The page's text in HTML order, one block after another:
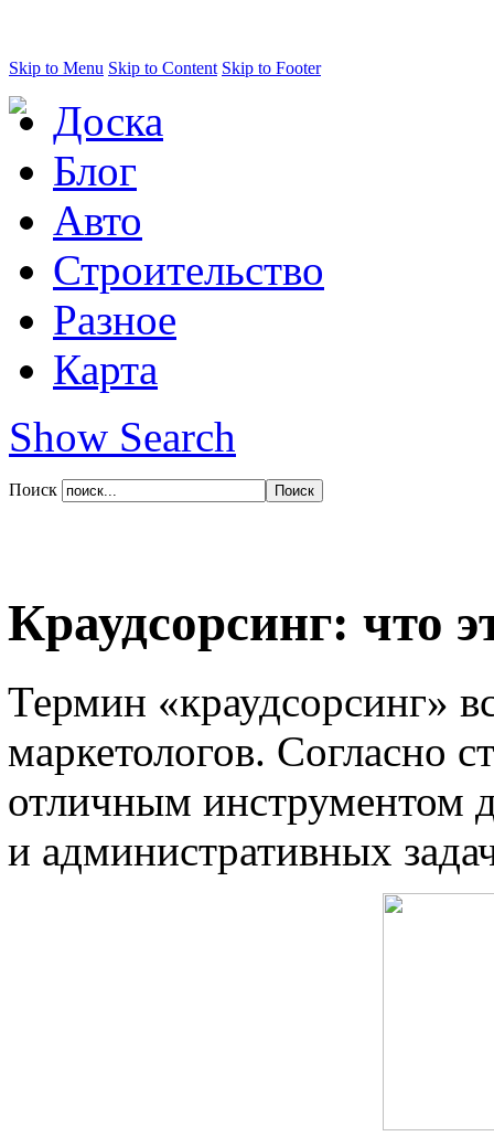
Skip to Menu Skip to Content Skip to Footer
Доска
Блог
Авто
Строительство
Разное
Карта
Show Search
Поиск
Краудсорсинг: что
Термин «краудсорсинг»
маркетологов. Согласно
отличным инструментом
и административных